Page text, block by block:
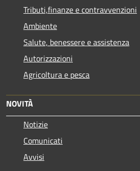
Tributi,finanze e contravvenzioni
Ambiente
Salute, benessere e assistenza
Autorizzazioni
Agricoltura e pesca
NOVITÀ
Notizie
Comunicati
Avvisi